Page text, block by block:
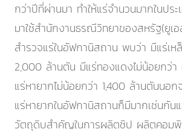
กว่าปีที่ผ่านมา ทำให้แร่จำนวนมากในประ
มาใช้สำนักงานธรณีวิทยาของสหรัฐ(ยูเอ
สำรวจแร่ในอัฟกานิสถาน พบว่า มีแร่เ
2,000 ล้านตัน มีแร่ทองแดงไม่น้อยกว่
แร่หายากไม่น้อยกว่า 1,400 ล้านตันนอก
แร่หายากในอัฟกานิสถานก็มีมากเช่นกัน
วัตถุดิบสำคัญในการผลิตชิป ผลิตคอมพิ